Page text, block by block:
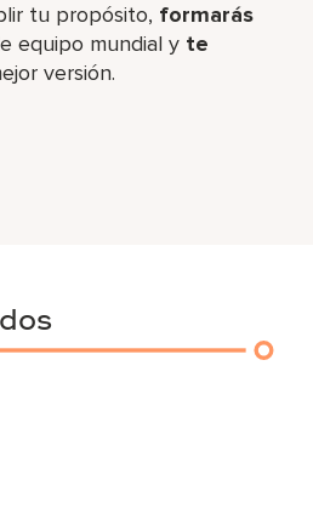
tu propósito, formarás
equipo mundial y te
versión.